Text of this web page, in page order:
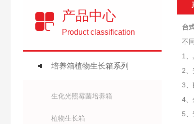
产品中心
Product classification
培养箱植物生长箱系列
生化光照霉菌培养箱
植物生长箱
台
不
1
2
3、
4、
5